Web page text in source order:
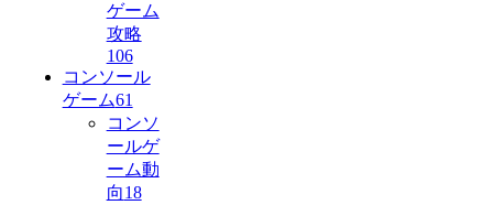
ゲーム
攻略
106
コンソール
ゲーム61
コンソ
ールゲ
ーム動
向18